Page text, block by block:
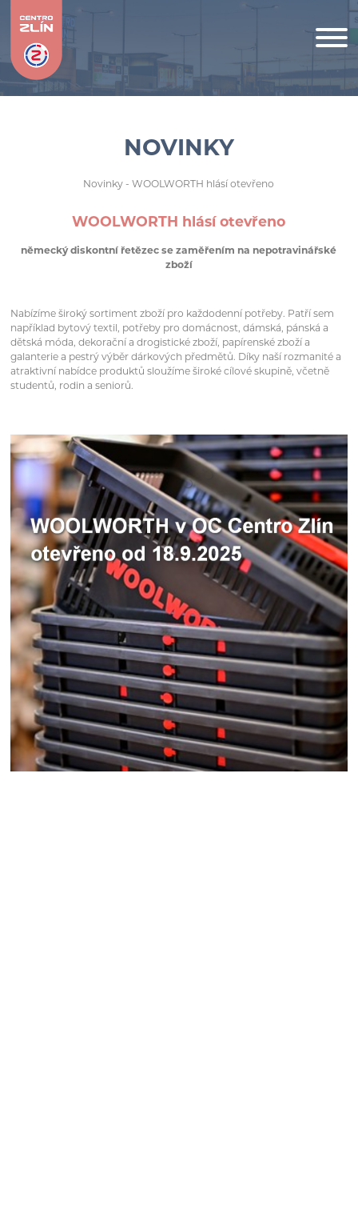
NOVINKY
Novinky- WOOLWORTH hlásí otevřeno
WOOLWORTH hlásí otevřeno
německý diskontní řetězec se zaměřením na nepotravinářské
zboží
Nabízíme široký sortiment zboží pro každodenní potřeby. Patří sem
například bytový textil, potřeby pro domácnost, dámská, pánská a
dětská móda, dekorační a drogistické zboží, papírenské zboží a
galanterie a pestrý výběr dárkových předmětů. Díky naší rozmanité a
atraktivní nabídce produktů sloužíme široké cílové skupině, včetně
studentů, rodin a seniorů.